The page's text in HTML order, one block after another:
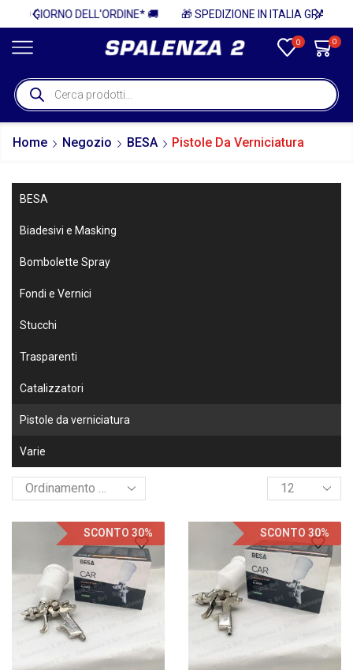
🚚
0 0
Home Negozio BESA Pistole Da Verniciatura
BESA
Biadesivi e Masking
Bombolette Spray
Fondi e Vernici
Stucchi
Trasparenti
Catalizzatori
Pistole da verniciatura
Varie
SCONTO 30% SCONTO 30%